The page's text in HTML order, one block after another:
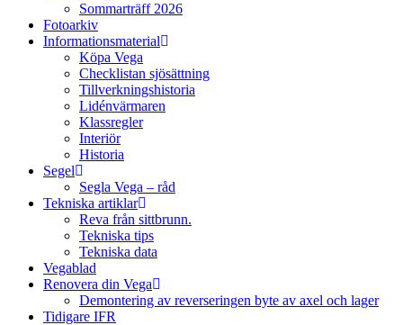
Sommarträff 2026
Fotoarkiv
Informationsmaterial
Köpa Vega
Checklistan sjösättning
Tillverkningshistoria
Lidénvärmaren
Klassregler
Interiör
Historia
Segel
Segla Vega – råd
Tekniska artiklar
Reva från sittbrunn.
Tekniska tips
Tekniska data
Vegablad
Renovera din Vega
Demontering av reverseringen byte av axel och lager
Tidigare IFR